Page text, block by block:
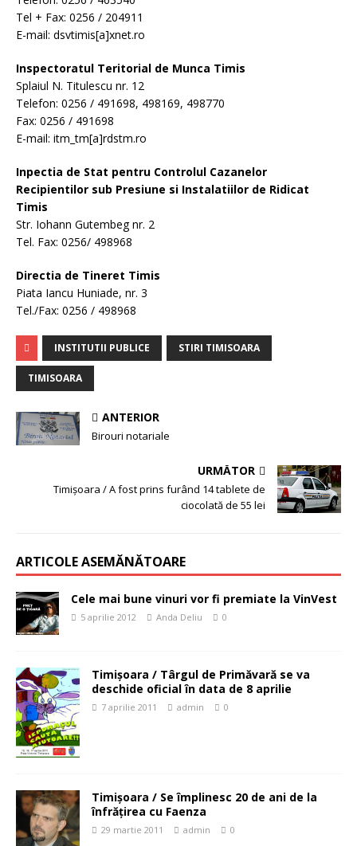
Tel + Fax: 0256 / 204911
E-mail: dsvtimis[a]xnet.ro
Inspectoratul Teritorial de Munca Timis
Splaiul N. Titulescu nr. 12
Telefon: 0256 / 491698, 498169, 498770
Fax: 0256 / 491698
E-mail: itm_tm[a]rdstm.ro
Inpectia de Stat pentru Controlul Cazanelor
Recipientilor sub Presiune si Instalatiilor de Ridicat
Timis
Str. Iohann Gutembeg nr. 2
Tel. Fax: 0256/ 498968
Directia de Tineret Timis
Piata Iancu Huniade, nr. 3
Tel./Fax: 0256 / 498968
INSTITUTII PUBLICE STIRI TIMISOARA
TIMISOARA
ANTERIOR
Birouri notariale
URMĂTOR
Timişoara / A fost prins furând 14 tablete de
ciocolată de 55 lei
ARTICOLE ASEMĂNĂTOARE
Cele mai bune vinuri vor fi premiate la VinVest
5 aprilie 2012 Anda Deliu 0
Timişoara / Târgul de Primăvară se va
deschide oficial în data de 8 aprilie
7 aprilie 2011 admin 0
Timişoara / Se împlinesc 20 de ani de la
înfrăţirea cu Faenza
29 martie 2011 admin 0